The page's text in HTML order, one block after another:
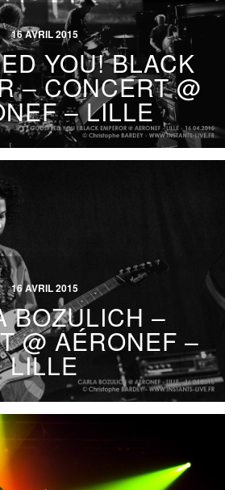
16 AVRIL 2015
YOU! BLACK
– CONCERT @
– LILLE
16 AVRIL 2015
BOZULICH –
@ AÉRONEF –
LILLE